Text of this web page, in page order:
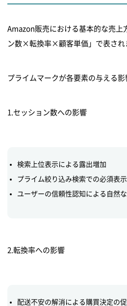
Amazon販売における基本的な売上
ン数×転換率×顧客単価」で表され
プライムマークが各要素の与える影
1.セッション数への影響
検索上位表示による露出増加
プライム絞り込み検索での必須表示
ユーザーの信頼性認知による自然
2.転換率への影響
配送不安の解消による購買決定の